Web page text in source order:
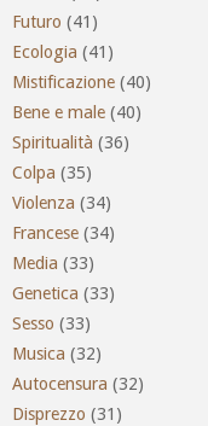
Futuro (41)
Ecologia (41)
Mistificazione (40)
Bene e male (40)
Spiritualità (36)
Colpa (35)
Violenza (34)
Francese (34)
Media (33)
Genetica (33)
Sesso (33)
Musica (32)
Autocensura (32)
Disprezzo (31)